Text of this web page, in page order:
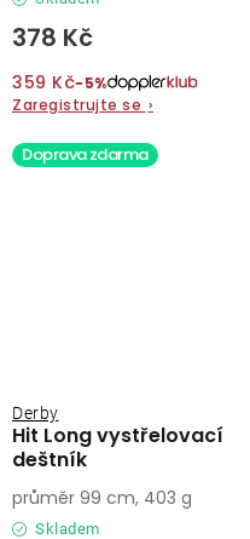
378 Kč
359 Kč−5%
Zaregistrujte se ›
Doprava zdarma
Hit Long vystřelovací
deštník
Derby
Skladem
průměr 99 cm, 403 g